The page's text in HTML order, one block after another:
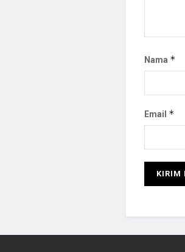
Nama *
Email *